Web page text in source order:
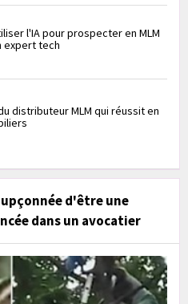
l'IA pour prospecter en MLM
expert tech
distributeur MLM qui réussit en
d'être une
dans un avocatier